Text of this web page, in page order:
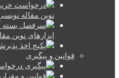
نوین مقاله
ابزارهای نوین
قوانین و پیگیری